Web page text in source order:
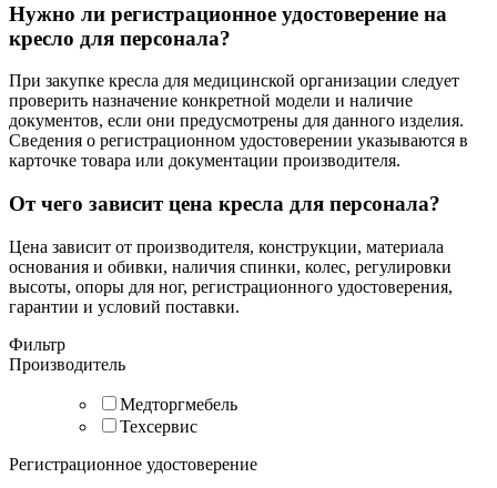
Нужно ли регистрационное удостоверение на
кресло для персонала?
При закупке кресла для медицинской организации следует
проверить назначение конкретной модели и наличие
документов, если они предусмотрены для данного изделия.
Сведения о регистрационном удостоверении указываются в
карточке товара или документации производителя.
От чего зависит цена кресла для персонала?
Цена зависит от производителя, конструкции, материала
основания и обивки, наличия спинки, колес, регулировки
высоты, опоры для ног, регистрационного удостоверения,
гарантии и условий поставки.
Фильтр
Производитель
Медторгмебель
Техсервис
Регистрационное удостоверение